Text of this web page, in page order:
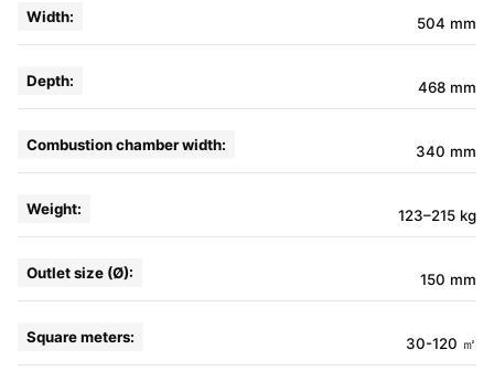
Width: 504 mm
Depth: 468 mm
Combustion chamber width: 340 mm
Weight: 123–215 kg
Outlet size (Ø): 150 mm
Square meters: 30-120 ㎡